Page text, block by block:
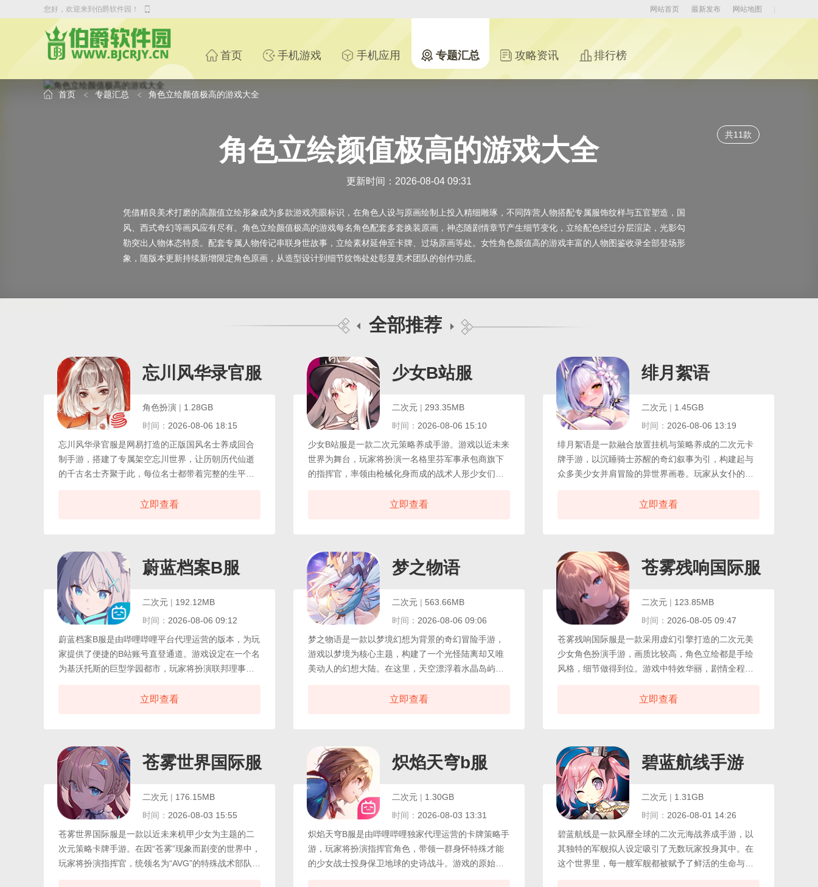
您好，欢迎来到伯爵软件园！ 网站地图
最新发布
网站首页
首页 手机游戏 手机应用 专题汇总 攻略资讯 排行榜
首页 专题汇总 角色立绘颜值极高的游戏大全
角色立绘颜值极高的游戏大全
更新时间：2026-08-04 09:31
凭借精良美术打磨的高颜值立绘形象成为多款游戏亮眼标识，在角色人设与原画绘制上投入精细雕琢，不同阵营人物搭配专属服饰纹样与五官塑造，国
风、西式奇幻等画风应有尽有。角色立绘颜值极高的游戏每名角色配套多套换装原画，神态随剧情章节产生细节变化，立绘配色经过分层渲染，光影勾
勒突出人物体态特质。配套专属人物传记串联身世故事，立绘素材延伸至卡牌、过场原画等处。女性角色颜值高的游戏丰富的人物图鉴收录全部登场形
象，随版本更新持续新增限定角色原画，从造型设计到细节纹饰处处彰显美术团队的创作功底。
共11款
全部推荐
忘川风华录官服
角色扮演 | 1.28GB
时间： 2026-08-06 18:15
忘川风华录官服是网易打造的正版国风名士养成回合
制手游，搭建了专属架空忘川世界，让历朝历代仙逝
的千古名士齐聚于此，每位名士都带着完整的生平故
旅程，逐一解锁名士专属剧情，探寻历史人物的前世
录官服作为官方直运服务器，独享版本同步更新权限
与正版专属福利，全程保障玩家账号数据安全，杜绝
渠道服的各类体验隐患。
立即查看
少女B站服
二次元 | 293.35MB
时间： 2026-08-06 15:10
少女B站服是一款二次元策略养成手游。游戏以近未来
世界为舞台，玩家将扮演一名格里芬军事承包商旗下
的指挥官，率领由枪械化身而成的战术人形少女们，
师，创作了上百位风格各异、立绘精美的枪娘，构筑
情、探索黑暗阴谋的同时，你还可以通过宿舍互动、
装扮等系统，与心仪的人形建立深厚羁绊，体验策略
与情感交织的指挥官生涯。
立即查看
绯月絮语
二次元 | 1.45GB
时间： 2026-08-06 13:19
绯月絮语是一款融合放置挂机与策略养成的二次元卡
牌手游，以沉睡骑士苏醒的奇幻叙事为引，构建起与
众多美少女并肩冒险的异世界画卷。玩家从女仆的唤
或持剑冲锋或后排施法，外貌从哥特萝莉到御姐骑士
适配现代玩家的碎片化时间节奏。绯月絮语养成维度
涵盖等级突破、专属武器与羁绊剧情，每位角色的背
景故事通过好感度解锁逐步展开，战斗实力与情感连
接同步深化。
立即查看
蔚蓝档案B服
二次元 | 192.12MB
时间： 2026-08-06 09:12
蔚蓝档案B服是由哔哩哔哩平台代理运营的版本，为玩
家提供了便捷的B站账号直登通道。游戏设定在一个名
为基沃托斯的巨型学园都市，玩家将扮演联邦理事会
市中层出不穷的事件与危机。与官服一致的核心玩法
有B站账号快速登录，并且高级会员能领取专属的运营
福利礼包。
立即查看
梦之物语
二次元 | 563.66MB
时间： 2026-08-06 09:06
梦之物语是一款以梦境幻想为背景的奇幻冒险手游，
游戏以梦境为核心主题，构建了一个光怪陆离却又唯
美动人的幻想大陆。在这里，天空漂浮着水晶岛屿，
处场景都如同精心绘制的画卷，令人沉醉其中不愿醒
正属于自己的独特角色。梦之物语还提供了丰富多样
的玩法内容，探索广袤的梦境地图，解锁隐藏的剧情
与秘密，参与多人副本，与伙伴共同挑战强大的梦境
守护者。
立即查看
苍雾残响国际服
二次元 | 123.85MB
时间： 2026-08-05 09:47
苍雾残响国际服是一款采用虚幻引擎打造的二次元美
少女角色扮演手游，画质比较高，角色立绘都是手绘
风格，细节做得到位。游戏中特效华丽，剧情全程配
务，每次完成后可以获得二次元插画，这些插画可以
9名驾驶员角色。玩家需要根据职业特点部署站位，搭
配多角色多技能构建战术。苍雾残响中可以培养和风
巫女、furry控、女仆、摇滚风、机械娘等风格各异的
驾驶员。
立即查看
苍雾世界国际服
二次元 | 176.15MB
时间： 2026-08-03 15:55
苍雾世界国际服是一款以近未来机甲少女为主题的二
次元策略卡牌手游。在因“苍雾”现象而剧变的世界中，
玩家将扮演指挥官，统领名为“AVG”的特殊战术部队，
炽焰天穹b服
二次元 | 1.30GB
时间： 2026-08-03 13:31
炽焰天穹B服是由哔哩哔哩独家代理运营的卡牌策略手
游，玩家将扮演指挥官角色，带领一群身怀特殊才能
的少女战士投身保卫地球的史诗战斗。游戏的原始剧
碧蓝航线手游
二次元 | 1.31GB
时间： 2026-08-01 14:26
碧蓝航线是一款风靡全球的二次元海战养成手游，以
其独特的军舰拟人设定吸引了无数玩家投身其中。在
这个世界里，每一艘军舰都被赋予了鲜活的生命与个